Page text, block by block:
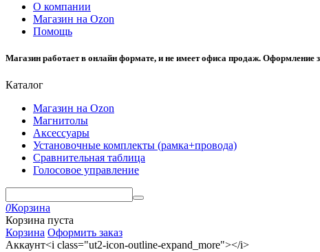
О компании
Магазин на Ozon
Помощь
Магазин работает в онлайн формате, и не имеет офиса продаж. Оформление
Каталог
Магазин на Ozon
Магнитолы
Аксессуары
Установочные комплекты (рамка+провода)
Сравнительная таблица
Голосовое управление
0Корзина
Корзина пуста
Корзина Оформить заказ
Аккаунт<i class="ut2-icon-outline-expand_more"></i>